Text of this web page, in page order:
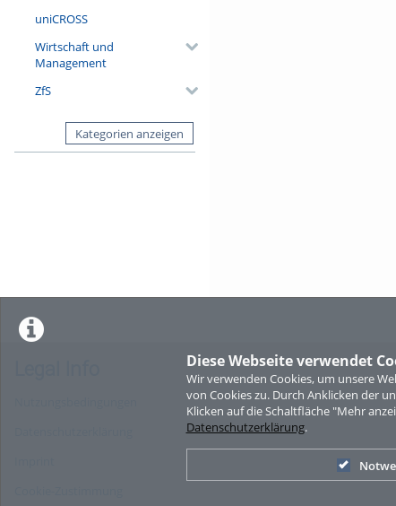
Diese Webseite verwendet
Wir verwenden Cookies, um unsere
von Cookies zu. Durch Anklicken der
Klicken auf die Schaltfläche "Mehr
Datenschutzerklärung.
uniCROSS
Wirtschaft und
Management
ZfS
Kategorien anzeigen